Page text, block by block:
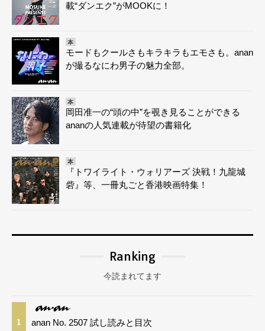
載“ダンエク”がMOOKに！
本
モードもクールさもキラキラもエモさも。anan
が撮るなにわ男子の魅力全部。
本
岡田准一の“頭の中”を覗き見ることができる
ananの人気連載が待望の書籍化
本
『トワイライト・ウォリアーズ 決戦！九龍城
砦』等、一冊丸ごと香港映画特集！
Ranking
今読まれてます
1 anan No. 2507 試し読みと目次